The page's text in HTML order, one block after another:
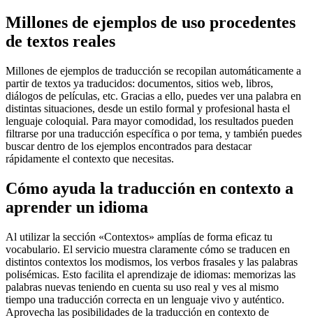
Millones de ejemplos de uso procedentes
de textos reales
Millones de ejemplos de traducción se recopilan automáticamente a
partir de textos ya traducidos: documentos, sitios web, libros,
diálogos de películas, etc. Gracias a ello, puedes ver una palabra en
distintas situaciones, desde un estilo formal y profesional hasta el
lenguaje coloquial. Para mayor comodidad, los resultados pueden
filtrarse por una traducción específica o por tema, y también puedes
buscar dentro de los ejemplos encontrados para destacar
rápidamente el contexto que necesitas.
Cómo ayuda la traducción en contexto a
aprender un idioma
Al utilizar la sección «Contextos» amplías de forma eficaz tu
vocabulario. El servicio muestra claramente cómo se traducen en
distintos contextos los modismos, los verbos frasales y las palabras
polisémicas. Esto facilita el aprendizaje de idiomas: memorizas las
palabras nuevas teniendo en cuenta su uso real y ves al mismo
tiempo una traducción correcta en un lenguaje vivo y auténtico.
Aprovecha las posibilidades de la traducción en contexto de